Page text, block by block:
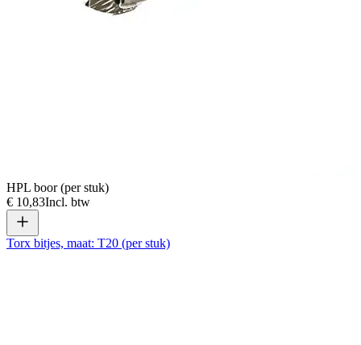
HPL boor (per stuk)
€ 10,83Incl. btw
Torx bitjes, maat: T20 (per stuk)